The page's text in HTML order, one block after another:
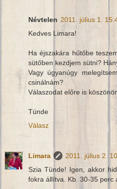
Névtelen 2011. július 1.
Kedves Limara!
Ha éjszakára hűtőbe
sütőben kezdjem sütni?
Vagy úgyanúgy
csinálnám?
Válaszodat előre is
Tünde
Válasz
Limara
2011. július 2.
Szia Tünde! Igen, akkor
fokra állítva. Kb. 30-35 perc